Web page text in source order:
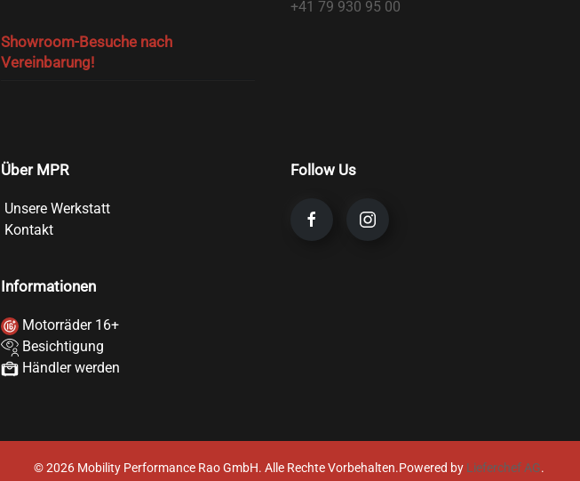
+41 79 930 95 00
Showroom-Besuche nach
Vereinbarung!
Über MPR
Unsere Werkstatt
Kontakt
Informationen
Motorräder 16+
Besichtigung
Händler werden
Follow Us
©2026 Mobility Performance Rao GmbH. Alle Rechte Vorbehalten.Powered by Lieferchef AG.